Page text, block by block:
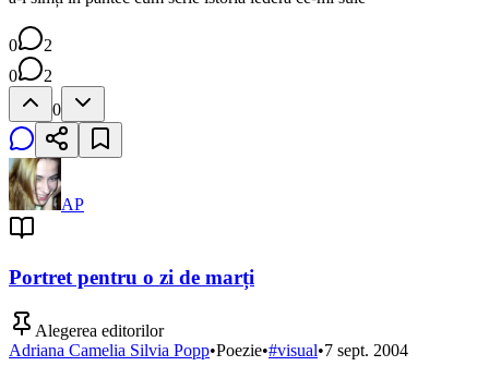
0
2
0
2
0
AP
Portret pentru o zi de marți
Alegerea editorilor
Adriana Camelia Silvia Popp•Poezie•#visual•7 sept. 2004